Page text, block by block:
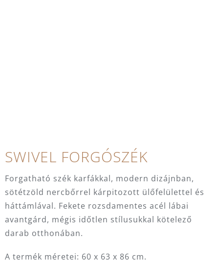
SWIVEL FORGÓSZÉK
Forgatható szék karfákkal, modern dizájnban,
sötétzöld nercbőrrel kárpitozott ülőfelülettel és
háttámlával. Fekete rozsdamentes acél lábai
avantgárd, mégis időtlen stílusukkal kötelező
darab otthonában.
A termék méretei: 60 x 63 x 86 cm.